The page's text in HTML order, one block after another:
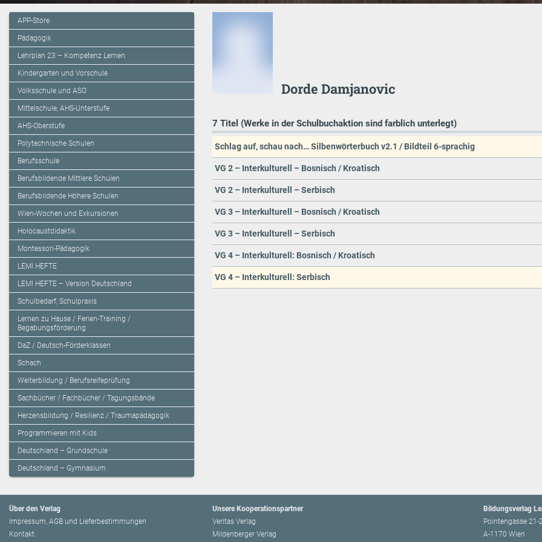
APP-Store
Pädagogik
Lehrplan 23 – Kompetenz Lernen
Kindergarten und Vorschule
Volksschule und ASO
Mittelschule, AHS-Unterstufe
AHS-Oberstufe
Polytechnische Schulen
Berufsschule
Berufsbildende Mittlere Schulen
Berufsbildende Höhere Schulen
Wien-Wochen und Exkursionen
Holocaustdidaktik
Montessori-Pädagogik
LEMI HEFTE
LEMI HEFTE – Version Deutschland
Schulbedarf, Schulpraxis
Lernen zu Hause / Ferien-Training /
Begabungsförderung
DaZ / Deutsch-Förderklassen
Schach
Weiterbildung / Berufsreifeprüfung
Sachbücher / Fachbücher / Tagungsbände
Herzensbildung / Resilienz / Traumapädagogik
Programmieren mit Kids
Deutschland – Grundschule
Deutschland – Gymnasium
Dorde Damjanovic
7 Titel (Werke in der Schulbuchaktion sind farblich unterlegt)
Schlag auf, schau nach… Silbenwörterbuch v2.1 / Bildteil 6-sprachig
VG 2 – Interkulturell – Bosnisch / Kroatisch
VG 2 – Interkulturell – Serbisch
VG 3 – Interkulturell – Bosnisch / Kroatisch
VG 3 – Interkulturell – Serbisch
VG 4 – Interkulturell: Bosnisch / Kroatisch
VG 4 – Interkulturell: Serbisch
Über den Verlag
Impressum, AGB und Lieferbestimmungen
Kontakt
Unsere Kooperationspartner
Veritas Verlag
Mildenberger Verlag
Bildungsverlag
Pointengasse 21-
A-1170 Wien